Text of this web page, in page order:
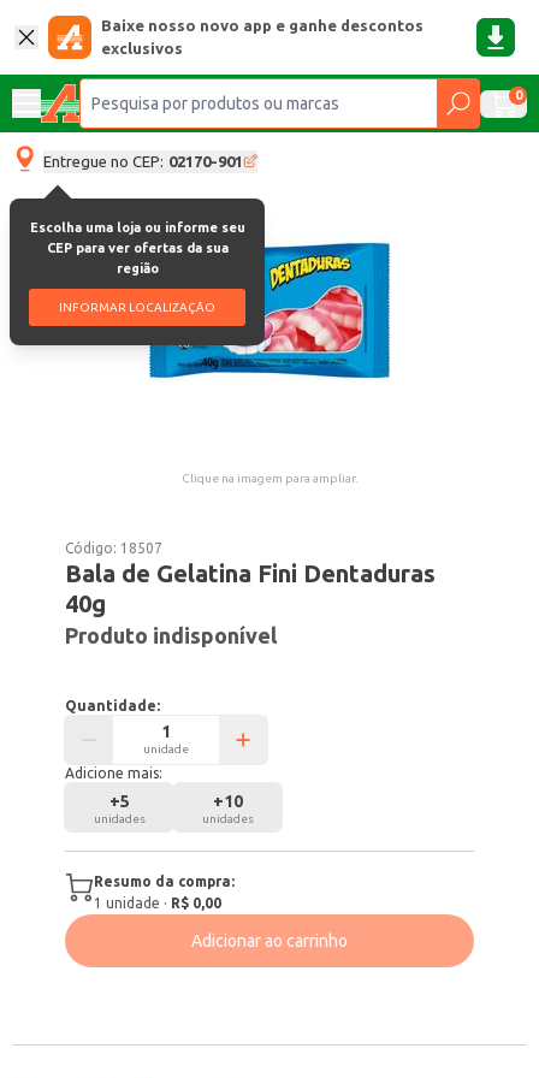
Baixe nosso novo app e ganhe descontos
exclusivos
0
Entregue no CEP: 02170-901
Escolha uma loja ou informe seu
CEP para ver ofertas da sua
região
INFORMAR LOCALIZAÇÃO
Clique na imagem para ampliar.
Código: 18507
Bala de Gelatina Fini Dentaduras
40g
Produto indisponível
Quantidade:
unidade
Adicione mais:
+5
unidades
+10
unidades
Resumo da compra:
1 unidade · R$ 0,00
Adicionar ao carrinho